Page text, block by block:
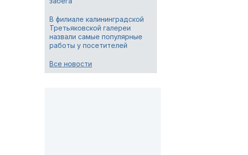
В филиале калининградской
Третьяковской галереи
назвали самые популярные
работы у посетителей
Все новости